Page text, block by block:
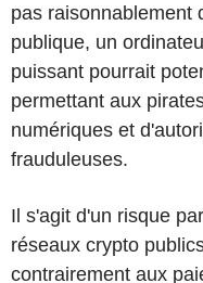
pas raisonnablement
publique, un
puissant pourrait
permettant aux
numériques et
frauduleuses.
Il s'agit d'un risque
réseaux crypto
contrairement aux